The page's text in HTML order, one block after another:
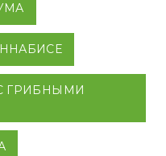
ГРИБНЫМИ